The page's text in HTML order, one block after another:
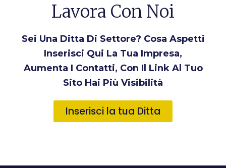
Lavora Con Noi
Sei Una Ditta Di Settore? Cosa Aspetti
Inserisci Qui La Tua Impresa,
Aumenta I Contatti, Con Il Link Al Tuo
Sito Hai Più Visibilità
Inserisci la tua Ditta